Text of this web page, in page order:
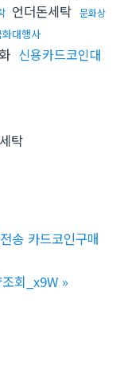
언더돈세탁 문화상
대행사
신용카드코인대
탁
송 카드코인구매
회_x9W »